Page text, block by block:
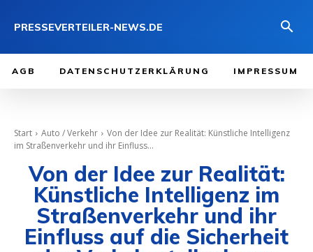
PRESSEVERTEILER-NEWS.DE
AGB DATENSCHUTZERKLÄRUNG IMPRESSUM
Start Auto / Verkehr
Von der Idee zur Realität: Künstliche Intelligenz
im Straßenverkehr und ihr Einfluss...
Von der Idee zur Realität:
Künstliche Intelligenz im
Straßenverkehr und ihr
Einfluss auf die Sicherheit